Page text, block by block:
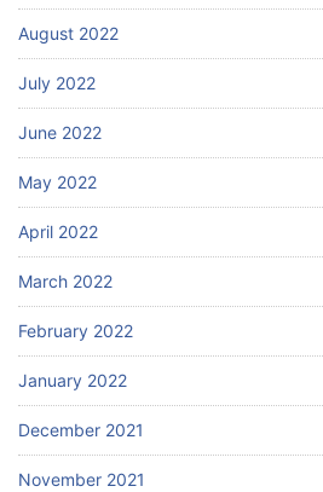
August 2022
July 2022
June 2022
May 2022
April 2022
March 2022
February 2022
January 2022
December 2021
November 2021